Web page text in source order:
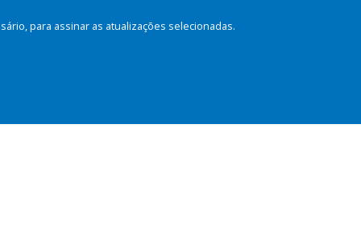
para assinar as atualizações selecionadas.